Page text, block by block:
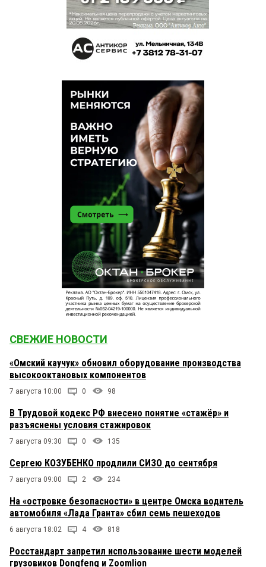
СВЕЖИЕ НОВОСТИ
«Омский каучук» обновил оборудование производства
высокооктановых компонентов
7 августа 10:00 0 98
В Трудовой кодекс РФ внесено понятие «стажёр» и
разъяснены условия стажировок
7 августа 09:30 0 135
Сергею КОЗУБЕНКО продлили СИЗО до сентября
7 августа 09:00 2 234
На «островке безопасности» в центре Омска водитель
автомобиля «Лада Гранта» сбил семь пешеходов
6 августа 18:02 4 818
Росстандарт запретил использование шести моделей
грузовиков Dongfeng и Zoomlion